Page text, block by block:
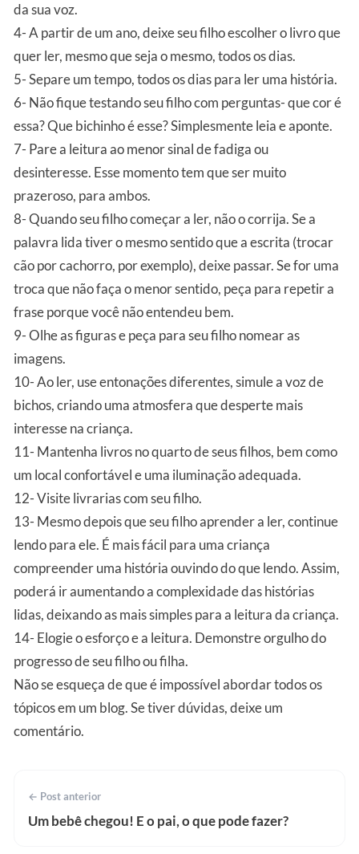
da sua voz.
4- A partir de um ano, deixe seu filho escolher o livro que
quer ler, mesmo que seja o mesmo, todos os dias.
5- Separe um tempo, todos os dias para ler uma história.
6- Não fique testando seu filho com perguntas- que cor é
essa? Que bichinho é esse? Simplesmente leia e aponte.
7- Pare a leitura ao menor sinal de fadiga ou
desinteresse. Esse momento tem que ser muito
prazeroso, para ambos.
8- Quando seu filho começar a ler, não o corrija. Se a
palavra lida tiver o mesmo sentido que a escrita (trocar
cão por cachorro, por exemplo), deixe passar. Se for uma
troca que não faça o menor sentido, peça para repetir a
frase porque você não entendeu bem.
9- Olhe as figuras e peça para seu filho nomear as
imagens.
10- Ao ler, use entonações diferentes, simule a voz de
bichos, criando uma atmosfera que desperte mais
interesse na criança.
11- Mantenha livros no quarto de seus filhos, bem como
um local confortável e uma iluminação adequada.
12- Visite livrarias com seu filho.
13- Mesmo depois que seu filho aprender a ler, continue
lendo para ele. É mais fácil para uma criança
compreender uma história ouvindo do que lendo. Assim,
poderá ir aumentando a complexidade das histórias
lidas, deixando as mais simples para a leitura da criança.
14- Elogie o esforço e a leitura. Demonstre orgulho do
progresso de seu filho ou filha.
Não se esqueça de que é impossível abordar todos os
tópicos em um blog. Se tiver dúvidas, deixe um
comentário.
← Post anterior
Um bebê chegou! E o pai, o que pode fazer?